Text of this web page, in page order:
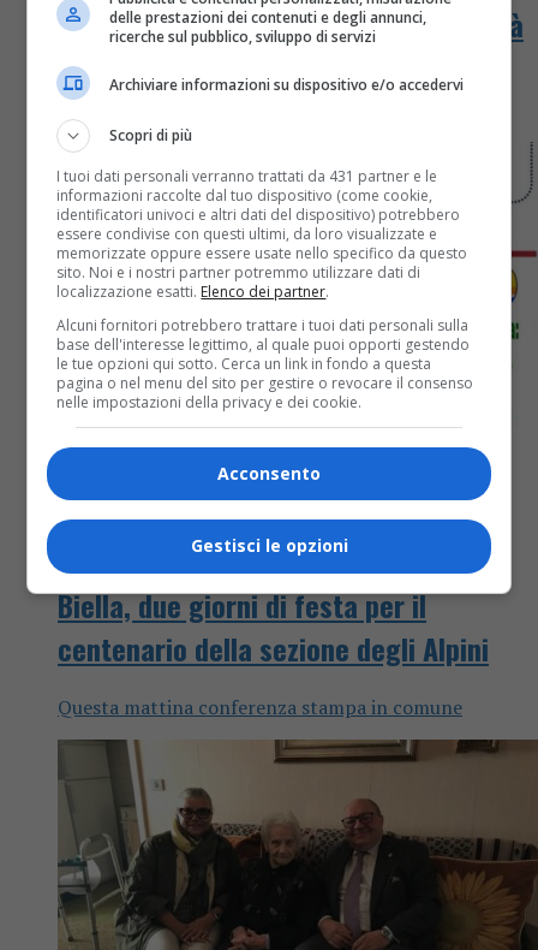
di sosta e limitazioni al traffico in città
In occasione delle manifestazioni per il centenario
4 anni fa
Biella, due giorni di festa per il
centenario della sezione degli Alpini
Questa mattina conferenza stampa in comune
delle prestazioni dei contenuti e degli annunci,
ricerche sul pubblico, sviluppo di servizi
Archiviare informazioni su dispositivo e/o accedervi
Scopri di più
I tuoi dati personali verranno trattati da 431 partner e le
informazioni raccolte dal tuo dispositivo (come cookie,
identificatori univoci e altri dati del dispositivo) potrebbero
essere condivise con questi ultimi, da loro visualizzate e
memorizzate oppure essere usate nello specifico da questo
sito. Noi e i nostri partner potremmo utilizzare dati di
localizzazione esatti. Elenco dei partner.
Alcuni fornitori potrebbero trattare i tuoi dati personali sulla
base dell'interesse legittimo, al quale puoi opporti gestendo
le tue opzioni qui sotto. Cerca un link in fondo a questa
pagina o nel menu del sito per gestire o revocare il consenso
nelle impostazioni della privacy e dei cookie.
Acconsento
Gestisci le opzioni